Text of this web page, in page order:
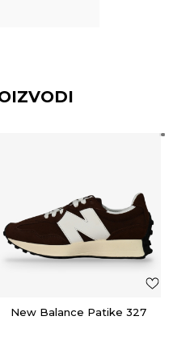
New Balance Patike 327